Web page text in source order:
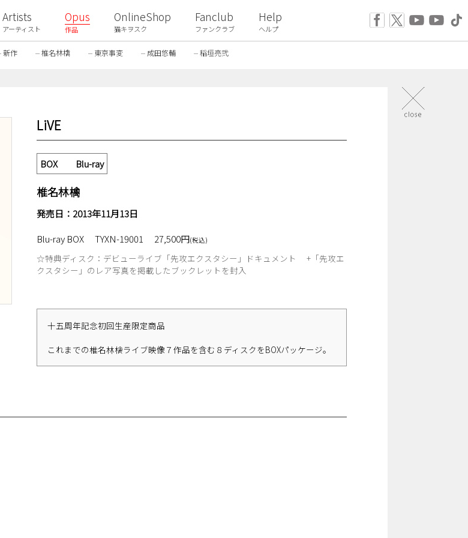
Artists
アーティスト
Opus
作品
OnlineShop
猫キヲスク
Fanclub
ファンクラブ
Help
ヘルプ
新作 椎名林檎 東京事変 成田悠輔 稲垣亮弐
LiVE
BOX Blu-ray
椎名林檎
発売日：2013年11月13日
Blu-ray BOX
TYXN-19001 27,500円(税込)
☆特典ディスク：デビューライブ「先攻エクスタシー」ドキュメント +「先攻エ
クスタシー」のレア写真を掲載したブックレットを封入
十五周年記念初回生産限定商品
これまでの椎名林檎ライブ映像７作品を含む８ディスクをBOXパッケージ。